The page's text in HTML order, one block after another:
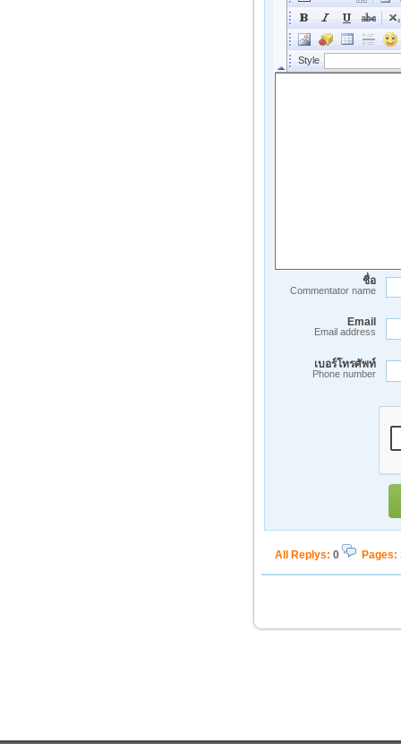
ชื่อ
Commentator name
Email
Email address
เบอร์โทรศัพท์
Phone number
All Replys: 0 Pages: